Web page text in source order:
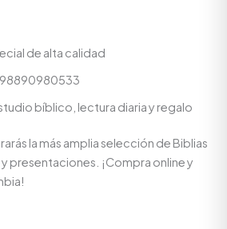
de alta calidad
bíblico, lectura diaria y regalo
la más amplia selección de Biblias
presentaciones. ¡Compra online y